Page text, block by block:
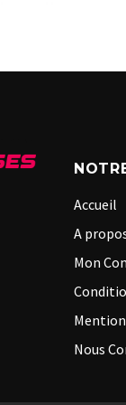
Accueil
A
Mon
Nous